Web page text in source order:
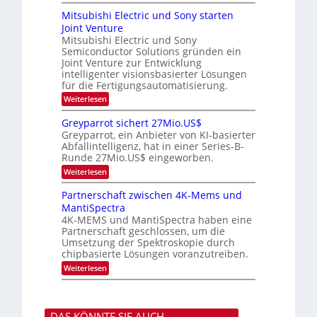
T
r
e
n
d
s
i
m
e
r
s
t
e
n
H
a
l
b
j
a
h
r
a
r
t
z
n
i
m
m
t
i
n
d
e
D
A
C
H
-
I
n
d
u
s
t
r
i
e
z
u
p
t
i
k
-
K
u
r
s
v
o
n
P
h
o
t
o
n
c
s
H
u
b
Mitsubishi Electric und Sony starten
Joint Venture
Mitsubishi Electric und Sony
Semiconductor Solutions gründen ein
Joint Venture zur Entwicklung
intelligenter visionsbasierter Lösungen
für die Fertigungsautomatisierung.
Weiterlesen:
M
t
s
u
b
i
s
i
E
l
e
c
t
r
i
c
d
Greyparrot sichert 27Mio.US$
Greyparrot, ein Anbieter von KI-basierter
Abfallintelligenz, hat in einer Series-B-
Runde 27Mio.US$ eingeworben.
Weiterlesen:
G
r
e
y
p
a
r
r
o
t
s
h
Partnerschaft zwischen 4K-Mems und
MantiSpectra
4K-MEMS und MantiSpectra haben eine
Partnerschaft geschlossen, um die
Umsetzung der Spektroskopie durch
chipbasierte Lösungen voranzutreiben.
Weiterlesen:
P
t